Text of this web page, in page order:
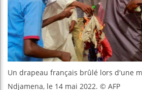
Un drapeau français brûlé lors d'une
Ndjamena, le 14 mai 2022. © AFP